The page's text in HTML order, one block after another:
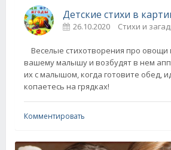
26.10.2020 Стихи и
Веселые стихотворения про овощи
вашему малышу и возбудят в нем
их с малышом, когда готовите обед,
копаетесь на грядках!
Комментировать